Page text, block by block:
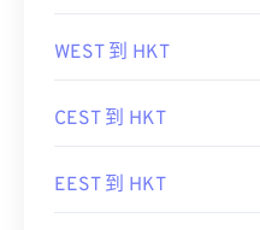
WEST 到 HKT
CEST 到 HKT
EEST 到 HKT